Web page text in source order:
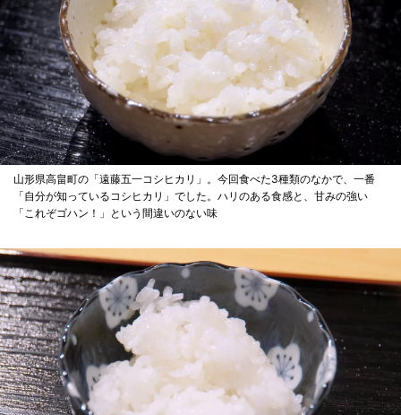
山形県高畠町の「遠藤五一コシヒカリ」。今回食べた3種類のなかで、一番
「自分が知っているコシヒカリ」でした。ハリのある食感と、甘みの強い
「これぞゴハン！」という間違いのない味